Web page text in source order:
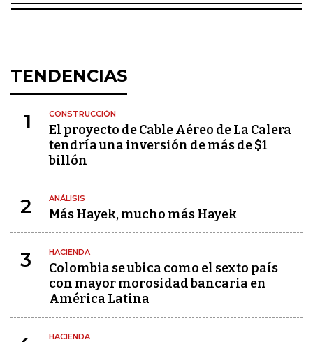
TENDENCIAS
1 CONSTRUCCIÓN
El proyecto de Cable Aéreo de La Calera
tendría una inversión de más de $1
billón
2 ANÁLISIS
Más Hayek, mucho más Hayek
3 HACIENDA
Colombia se ubica como el sexto país
con mayor morosidad bancaria en
América Latina
HACIENDA